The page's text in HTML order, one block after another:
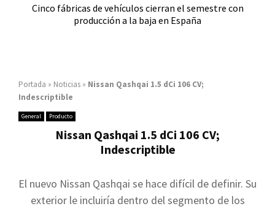
Cinco fábricas de vehículos cierran el semestre con
producción a la baja en España
Portada » Noticias » Nissan Qashqai 1.5 dCi 106 CV;
Indescriptible
General Producto
Nissan Qashqai 1.5 dCi 106 CV;
Indescriptible
El nuevo Nissan Qashqai se hace difícil de definir. Su
exterior le incluiría dentro del segmento de los